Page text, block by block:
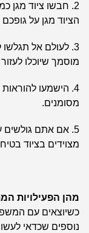
2. חבשו ציוד מגן
הציוד מגן על
3. לעולם אל
מוסמך שיוכלו
4. הישמעו
מסומנים.
5. אם אתם גולשים
מצוידים בציוד
מהן הפעילויות
כשיוצאים עם
נוספים שכדאי